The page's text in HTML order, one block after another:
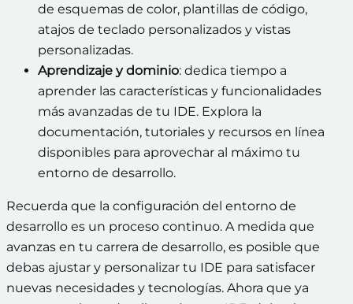
de esquemas de color, plantillas de código,
atajos de teclado personalizados y vistas
personalizadas.
Aprendizaje y dominio: dedica tiempo a
aprender las características y funcionalidades
más avanzadas de tu IDE. Explora la
documentación, tutoriales y recursos en línea
disponibles para aprovechar al máximo tu
entorno de desarrollo.
Recuerda que la configuración del entorno de
desarrollo es un proceso continuo. A medida que
avanzas en tu carrera de desarrollo, es posible que
debas ajustar y personalizar tu IDE para satisfacer
nuevas necesidades y tecnologías. Ahora que ya